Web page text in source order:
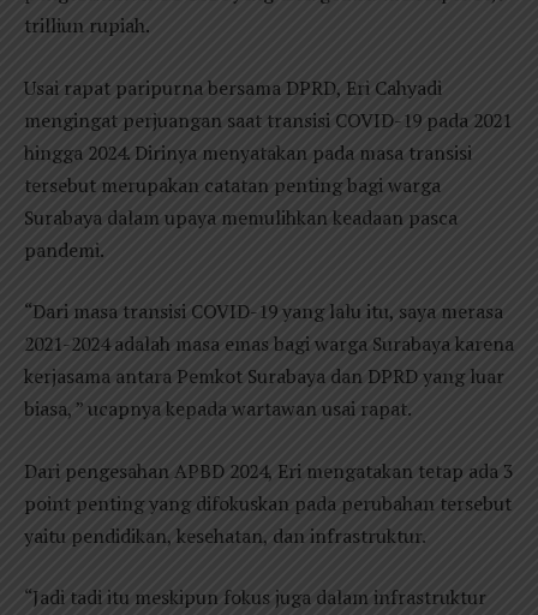
trilliun rupiah.
Usai rapat paripurna bersama DPRD, Eri Cahyadi
mengingat perjuangan saat transisi COVID-19 pada 2021
hingga 2024. Dirinya menyatakan pada masa transisi
tersebut merupakan catatan penting bagi warga
Surabaya dalam upaya memulihkan keadaan pasca
pandemi.
“Dari masa transisi COVID-19 yang lalu itu, saya merasa
2021-2024 adalah masa emas bagi warga Surabaya karena
kerjasama antara Pemkot Surabaya dan DPRD yang luar
biasa, ” ucapnya kepada wartawan usai rapat.
Dari pengesahan APBD 2024, Eri mengatakan tetap ada 3
point penting yang difokuskan pada perubahan tersebut
yaitu pendidikan, kesehatan, dan infrastruktur.
“Jadi tadi itu meskipun fokus juga dalam infrastruktur